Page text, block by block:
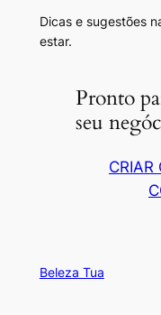
Dicas e sugestões
estar.
Pronto
seu
CRIAR
Beleza Tua